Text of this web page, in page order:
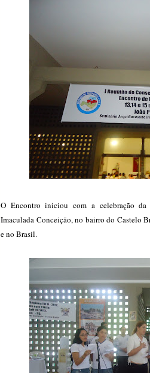
O Encontro iniciou com a celebração da
Imaculada Conceição, no bairro do Castelo
e no Brasil.